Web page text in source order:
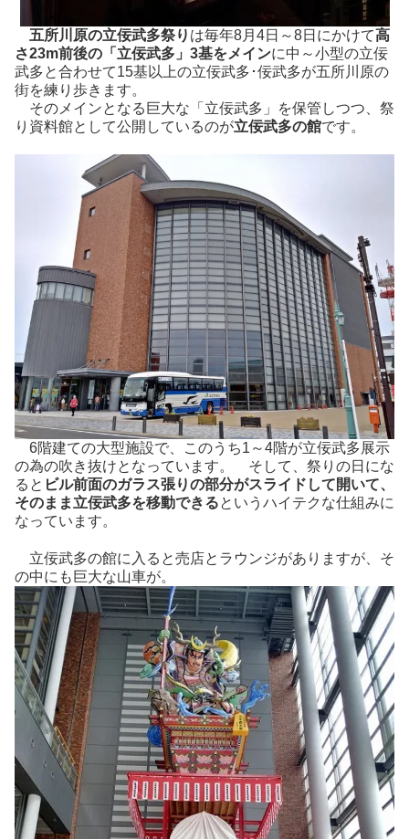
五所川原の立佞武多祭り は毎年8月4日～8日にかけて高
さ23m前後の「立佞武多」3基をメインに中～小型の立佞
武多と合わせて15基以上の立佞武多･佞武多が五所川原の
街を練り歩きます。
そのメインとなる巨大な「立佞武多」を保管しつつ、祭
り資料館として公開しているのが立佞武多の館です。
6階建ての大型施設で、このうち1～4階が立佞武多展示
の為の吹き抜けとなっています。 そして、祭りの日にな
ると ビル前面のガラス張りの部分がスライドして開いて、
そのまま立佞武多を移動できるというハイテクな仕組みに
なっています。
立佞武多の館に入ると売店とラウンジがありますが、そ
の中にも巨大な山車が。